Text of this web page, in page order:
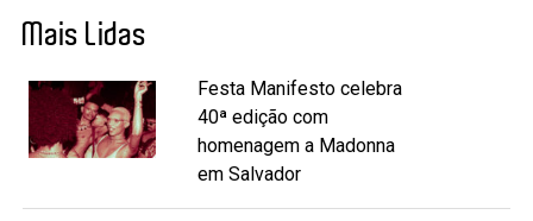
Mais Lidas
Festa Manifesto celebra
40ª edição com
homenagem a Madonna
em Salvador